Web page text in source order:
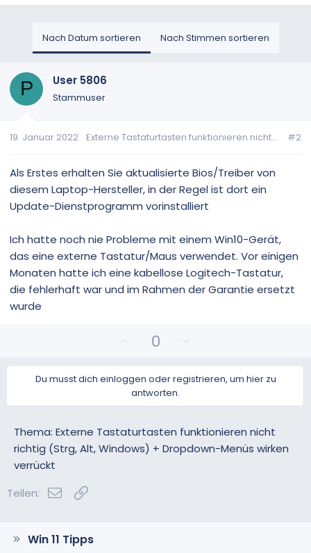
Nach Datum sortieren Nach Stimmen sortieren
P User 5806
Stammuser
19. Januar 2022 Externe Tastaturtasten funktionieren nicht... #2
Als Erstes erhalten Sie aktualisierte Bios/Treiber von
diesem Laptop-Hersteller, in der Regel ist dort ein
Update-Dienstprogramm vorinstalliert
Ich hatte noch nie Probleme mit einem Win10-Gerät,
das eine externe Tastatur/Maus verwendet. Vor einigen
Monaten hatte ich eine kabellose Logitech-Tastatur,
die fehlerhaft war und im Rahmen der Garantie ersetzt
wurde
i
t
v
e
0
g
a
t
v
e
Du musst dich einloggen oder registrieren, um hier zu
antworten.
Thema: Externe Tastaturtasten funktionieren nicht
richtig (Strg, Alt, Windows) + Dropdown-Menüs wirken
verrückt
Teilen:
E-Mail
Win 11 Tipps